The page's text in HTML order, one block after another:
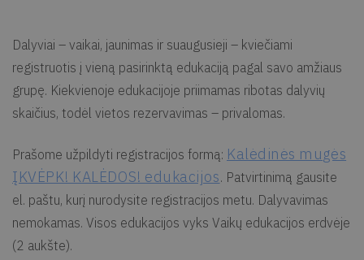
Dalyviai – vaikai, jaunimas ir suaugusieji – kviečiami
registruotis į vieną pasirinktą edukaciją pagal savo amžiaus
grupę. Kiekvienoje edukacijoje priimamas ribotas dalyvių
skaičius, todėl vietos rezervavimas – privalomas.
Prašome užpildyti registracijos formą: Kalėdinės mugės
ĮKVĖPK! KALĖDOS! edukacijos. Patvirtinimą gausite
el. paštu, kurį nurodysite registracijos metu. Dalyvavimas
nemokamas. Visos edukacijos vyks Vaikų edukacijos erdvėje
(2 aukšte).